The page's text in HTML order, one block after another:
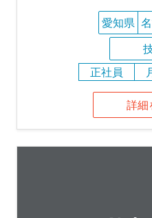
愛知県
正社員
詳細